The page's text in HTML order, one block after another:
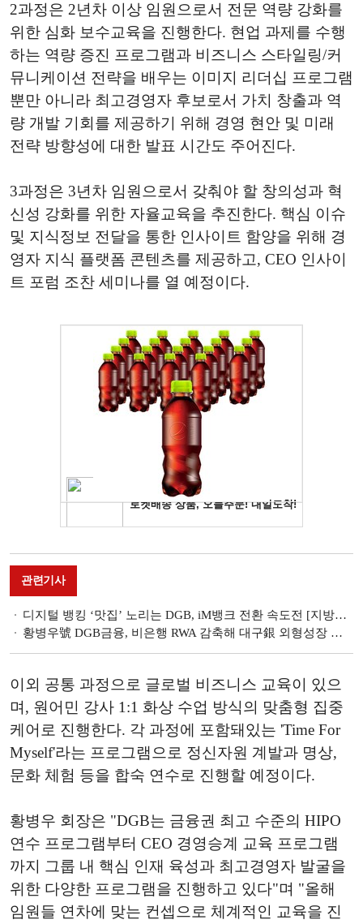
2과정은 2년차 이상 임원으로서 전문 역량 강화를
위한 심화 보수교육을 진행한다. 현업 과제를 수행
하는 역량 증진 프로그램과 비즈니스 스타일링/커
뮤니케이션 전략을 배우는 이미지 리더십 프로그램
뿐만 아니라 최고경영자 후보로서 가치 창출과 역
량 개발 기회를 제공하기 위해 경영 현안 및 미래
전략 방향성에 대한 발표 시간도 주어진다.
3과정은 3년차 임원으로서 갖춰야 할 창의성과 혁
신성 강화를 위한 자율교육을 추진한다. 핵심 이슈
및 지식정보 전달을 통한 인사이트 함양을 위해 경
영자 지식 플랫폼 콘텐츠를 제공하고, CEO 인사이
트 포럼 조찬 세미나를 열 예정이다.
관련기사
디지털 뱅킹 ‘맛집’ 노리는 DGB, iM뱅크 전환 속도전 [지방금융 디지털 홀로서기 (2)]
황병우號 DGB금융, 비은행 RWA 감축해 대구銀 외형성장 커버한다 (종합) [금융사 2024 1분기 실적]
이외 공통 과정으로 글로벌 비즈니스 교육이 있으
며, 원어민 강사 1:1 화상 수업 방식의 맞춤형 집중
케어로 진행한다. 각 과정에 포함돼있는 'Time For
Myself'라는 프로그램으로 정신자원 계발과 명상,
문화 체험 등을 합숙 연수로 진행할 예정이다.
황병우 회장은 "DGB는 금융권 최고 수준의 HIPO
연수 프로그램부터 CEO 경영승계 교육 프로그램
까지 그룹 내 핵심 인재 육성과 최고경영자 발굴을
위한 다양한 프로그램을 진행하고 있다"며 "올해
임원들 연차에 맞는 컨셉으로 체계적인 교육을 진